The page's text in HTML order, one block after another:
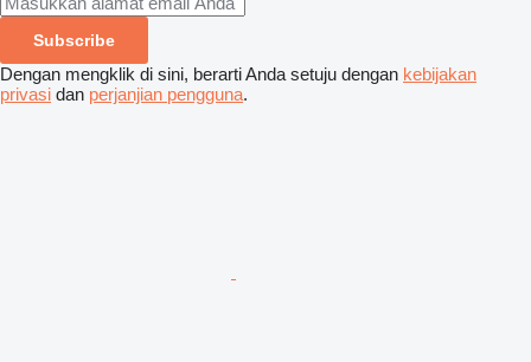
Subscribe
Dengan mengklik di sini, berarti Anda setuju dengan kebijakan
privasi dan perjanjian pengguna.